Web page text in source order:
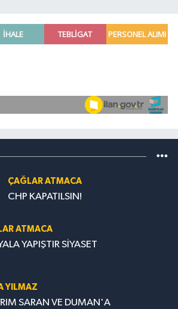
ÇAĞLAR ATMACA
CHP KAPATILSIN!
ATMACA
YAPIŞTIR SİYASET
YILMAZ
SARAN VE DUMAN'A